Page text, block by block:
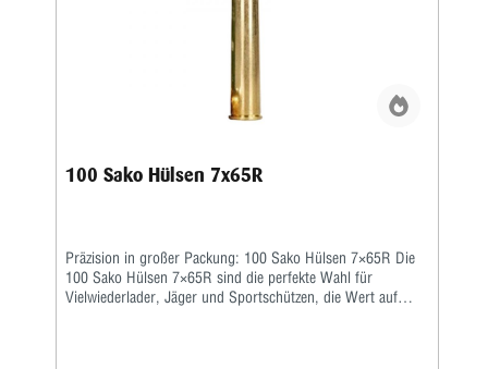
100 Sako Hülsen 7x65R
Präzision in großer Packung: 100 Sako Hülsen 7×65R Die
100 Sako Hülsen 7×65R sind die perfekte Wahl für
Vielwiederlader, Jäger und Sportschützen, die Wert auf